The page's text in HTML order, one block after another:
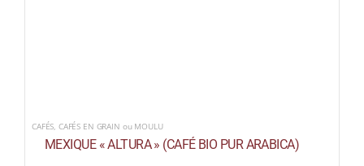
CAFÉS, CAFÉS EN GRAIN ou MOULU
MEXIQUE « ALTURA » (CAFÉ BIO PUR ARABICA)